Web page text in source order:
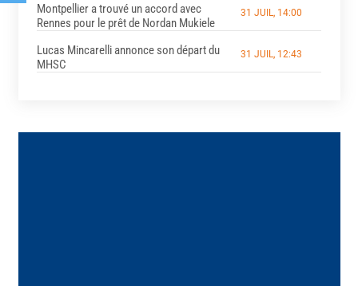
Montpellier a trouvé un accord avec
Rennes pour le prêt de Nordan Mukiele
31 JUIL, 14:00
Lucas Mincarelli annonce son départ du
MHSC
31 JUIL, 12:43